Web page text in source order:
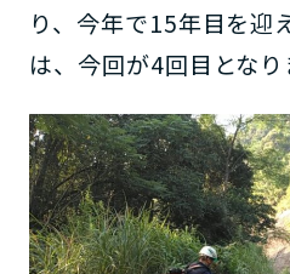
り、今年で15年目を迎
は、今回が4回目となり